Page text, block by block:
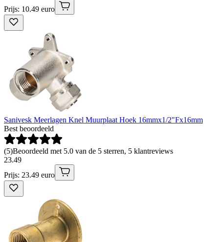
Prijs: 10.49 euro
Sanivesk Meerlagen Knel Muurplaat Hoek 16mmx1/2"Fx16mm
Best beoordeeld
(5)Beoordeeld met 5.0 van de 5 sterren, 5 klantreviews
23.49
Prijs: 23.49 euro